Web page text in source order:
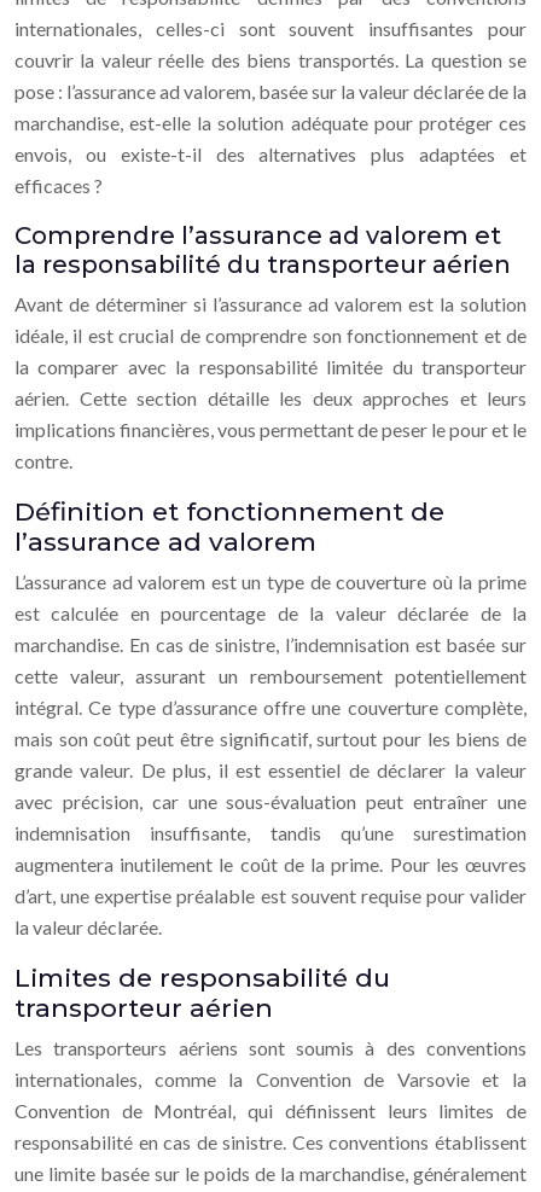
internationales, celles-ci sont souvent insuffisantes pour
couvrir la valeur réelle des biens transportés. La question se
pose : l’assurance ad valorem, basée sur la valeur déclarée de la
marchandise, est-elle la solution adéquate pour protéger ces
envois, ou existe-t-il des alternatives plus adaptées et
efficaces ?
Comprendre l’assurance ad valorem et
la responsabilité du transporteur aérien
Avant de déterminer si l’assurance ad valorem est la solution
idéale, il est crucial de comprendre son fonctionnement et de
la comparer avec la responsabilité limitée du transporteur
aérien. Cette section détaille les deux approches et leurs
implications financières, vous permettant de peser le pour et le
contre.
Définition et fonctionnement de
l’assurance ad valorem
L’assurance ad valorem est un type de couverture où la prime
est calculée en pourcentage de la valeur déclarée de la
marchandise. En cas de sinistre, l’indemnisation est basée sur
cette valeur, assurant un remboursement potentiellement
intégral. Ce type d’assurance offre une couverture complète,
mais son coût peut être significatif, surtout pour les biens de
grande valeur. De plus, il est essentiel de déclarer la valeur
avec précision, car une sous-évaluation peut entraîner une
indemnisation insuffisante, tandis qu’une surestimation
augmentera inutilement le coût de la prime. Pour les œuvres
d’art, une expertise préalable est souvent requise pour valider
la valeur déclarée.
Limites de responsabilité du
transporteur aérien
Les transporteurs aériens sont soumis à des conventions
internationales, comme la Convention de Varsovie et la
Convention de Montréal, qui définissent leurs limites de
responsabilité en cas de sinistre. Ces conventions établissent
une limite basée sur le poids de la marchandise, généralement